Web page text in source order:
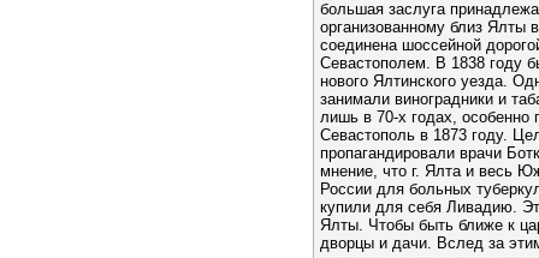
большая заслуга
организованному близ Ялты
соединена шоссейной
Севастополем. В 1838 году
нового Ялтинского уезда.
занимали виноградники и
лишь в 70-х годах, особенно
Севастополь в 1873 году.
пропагандировали врачи
мнение, что г. Ялта и весь
России для больных
купили для себя Ливадию.
Ялты. Чтобы быть ближе к
дворцы и дачи. Вслед за